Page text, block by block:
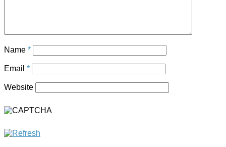
Name *
Email *
Website